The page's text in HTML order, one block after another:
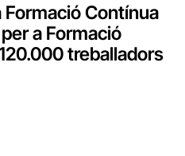
Formació Contínua
a Formació
treballadors